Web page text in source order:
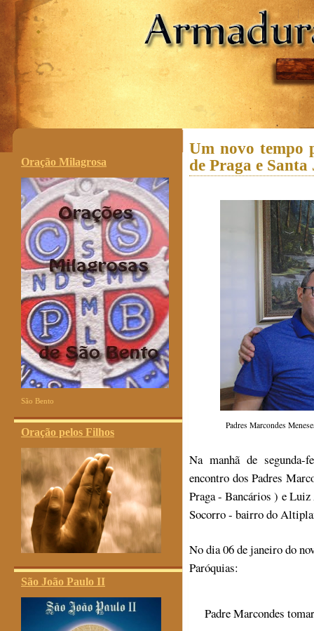
.
Oração Milagrosa
São Bento
Oração pelos Filhos
São João Paulo II
Um novo tempo
de Praga e Santa
Padres Marcondes
Na manhã de
encontro dos Padres
Praga - Bancários ) e
Socorro - bairro do
No dia 06 de janeiro do
Paróquias:
Padre Marcondes